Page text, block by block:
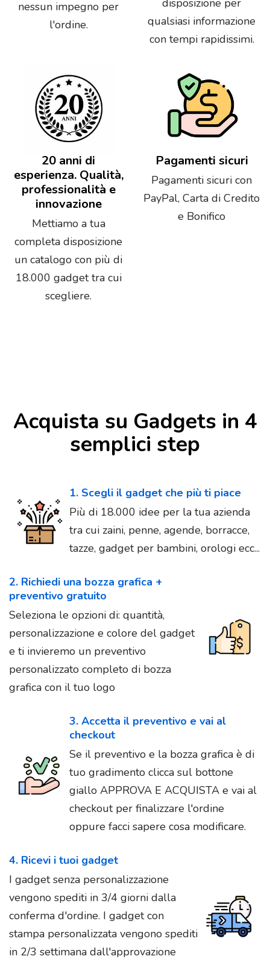
nessun impegno per
l'ordine.
disposizione per
qualsiasi informazione
con tempi rapidissimi.
20 anni di
esperienza. Qualità,
professionalità e
innovazione
Mettiamo a tua
completa disposizione
un catalogo con più di
18.000 gadget tra cui
scegliere.
Pagamenti sicuri
Pagamenti sicuri con
PayPal, Carta di Credito
e Bonifico
Acquista su Gadgets in 4
semplici step
1. Scegli il gadget che più ti piace
Più di 18.000 idee per la tua azienda
tra cui zaini, penne, agende, borracce,
tazze, gadget per bambini, orologi ecc...
2. Richiedi una bozza grafica +
preventivo gratuito
Seleziona le opzioni di: quantità,
personalizzazione e colore del gadget
e ti invieremo un preventivo
personalizzato completo di bozza
grafica con il tuo logo
3. Accetta il preventivo e vai al
checkout
Se il preventivo e la bozza grafica è di
tuo gradimento clicca sul bottone
giallo APPROVA E ACQUISTA e vai al
checkout per finalizzare l'ordine
oppure facci sapere cosa modificare.
4. Ricevi i tuoi gadget
I gadget senza personalizzazione
vengono spediti in 3/4 giorni dalla
conferma d'ordine. I gadget con
stampa personalizzata vengono spediti
in 2/3 settimana dall'approvazione